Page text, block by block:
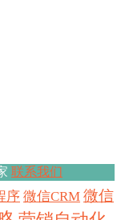
序 微信CRM 微信
联系我们